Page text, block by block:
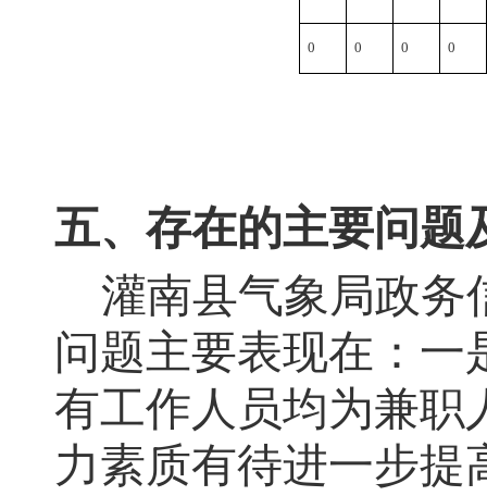
0 0 0 0
五、存在的主要问题
灌南县气象局政务
问题主要表现在：一
有工作人员均为兼职
力素质有待进一步提